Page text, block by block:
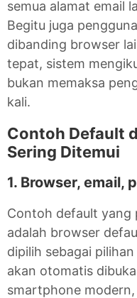
semua alamat email
Begitu juga
dibanding browser
tepat, sistem
bukan memaksa
kali.
Contoh Default
Sering Ditemui
1. Browser, email,
Contoh default yang
adalah browser
dipilih sebagai
akan otomatis
smartphone